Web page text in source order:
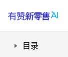
目录